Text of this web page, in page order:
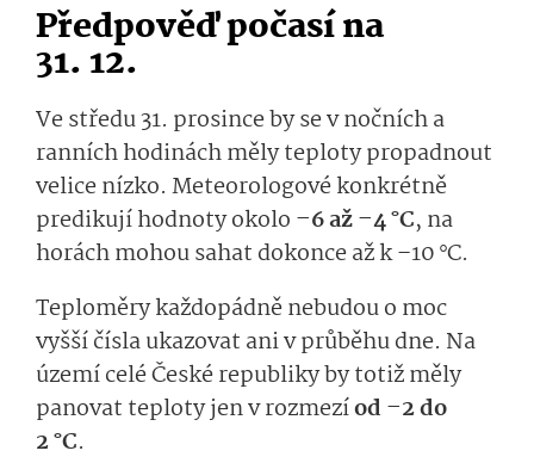
Předpověď počasí na
31. 12.
Ve středu 31. prosince by se v nočních a
ranních hodinách měly teploty propadnout
velice nízko. Meteorologové konkrétně
predikují hodnoty okolo –6 až –4 °C, na
horách mohou sahat dokonce až k –10 °C.
Teploměry každopádně nebudou o moc
vyšší čísla ukazovat ani v průběhu dne. Na
území celé České republiky by totiž měly
panovat teploty jen v rozmezíod –2 do
2 °C.